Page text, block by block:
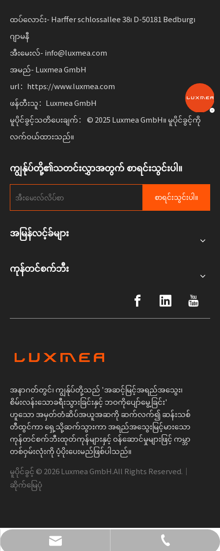
နည်းများသည် လုပ်ဆောင်နိုင်စွမ်းကို ပေါင်းစပ်ထားသည်။
စီးပွားရေးလုပ်ငန်းများအတွက် လိုက်လျောညီထွေရှိမှုနှင့်အတူ
စဉ်ဆက်မပြတ်ရွေ့လျားနိုင်မှုကို ချဲ့ထွင်ပါ။
ထပ်လောင်း- Harffer schlossallee 38၊ D-50181 Bedburg၊
ဂျာမနီ
အီးမေးလ်- info@luxmea.com
အမည်- Luxmea GmbH
url：https://www.luxmea.com
ဖန်တီးသူ：Luxmea GmbH
မူပိုင်ခွင့်သတိပေးချက်： © 2025 Luxmea GmbH။ မူပိုင်ခွင့်ကို
လက်ဝယ်ထားသည်။
ကျွန်ုပ်တို့၏သတင်းလွှာအတွက် စာရင်းသွင်းပါ။
စာရင်းသွင်းပါ။
အမြန်လင့်ခ်များ
ကုန်တင်စက်ဘီး
အနာဂတ်တွင်၊ ကျွန်ုပ်တို့သည် 'အဆင့်မြင့်အရည်အသွေး၊
စိမ်းလန်းသောခရီးသွားခြင်းနှင့် ဘဝကိုပျော်မွေ့ခြင်း'
ဟူသော အမှတ်တံဆိပ်အယူအဆကို ဆက်လက်၍ ဆန်းသစ်
တီထွင်ကာ ရှေ့သို့ဆက်သွားကာ အရည်အသွေးမြင့်မားသော
ကုန်တင်စက်ဘီးထုတ်ကုန်များနှင့် ဝန်ဆောင်မှုများဖြင့် ကမ္ဘာ
တစ်ဝှမ်းလုံးကို ပံ့ပိုးပေးမည်ဖြစ်ပါသည်။
မူပိုင်ခွင့် © 2026Luxmea GmbH.All Rights Reserved.｜
ဆိုက်မြေပုံ